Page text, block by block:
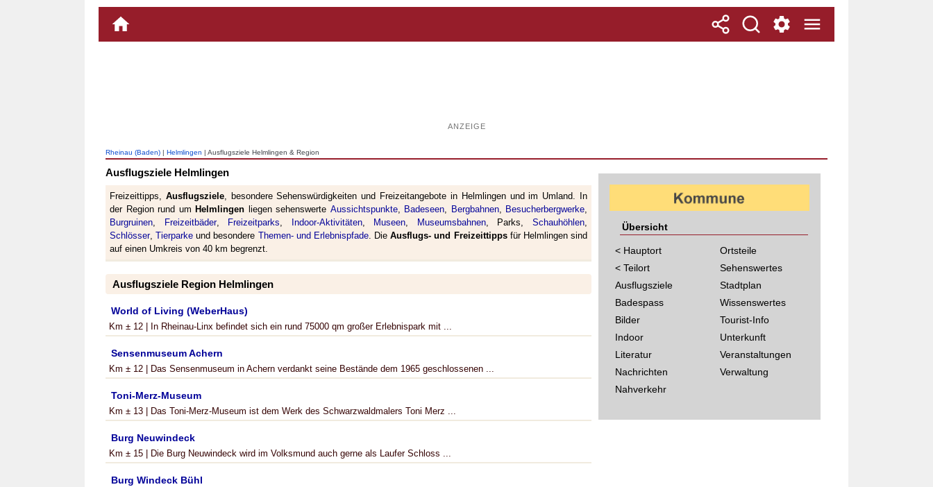
ANZEIGE
Rheinau (Baden) | Helmlingen | Ausflugsziele Helmlingen & Region
Ausflugsziele Helmlingen
Freizeittipps, Ausflugsziele, besondere Sehenswürdigkeiten und Freizeitangebote in Helmlingen und im Umland. In
der Region rund um Helmlingen liegen sehenswerte Aussichtspunkte, Badeseen, Bergbahnen, Besucherbergwerke,
Burgruinen, Freizeitbäder, Freizeitparks, Indoor-Aktivitäten, Museen, Museumsbahnen, Parks,Schauhöhlen,
Schlösser,Tierparke und besondere Themen- und Erlebnispfade. DieAusflugs- und Freizeittippsfür Helmlingen sind
auf einen Umkreis von 40 km begrenzt.
Ausflugsziele Region Helmlingen
World of Living (WeberHaus)
Km ± 12 | In Rheinau-Linx befindet sich ein rund 75000 qm großer Erlebnispark mit ...
Sensenmuseum Achern
Km ± 12 | Das Sensenmuseum in Achern verdankt seine Bestände dem 1965 geschlossenen ...
Toni-Merz-Museum
Km ± 13 | Das Toni-Merz-Museum ist dem Werk des Schwarzwaldmalers Toni Merz ...
Burg Neuwindeck
Km ± 15 | Die Burg Neuwindeck wird im Volksmund auch gerne als Laufer Schloss ...
Burg Windeck Bühl
Übersicht
< Hauptort
< Teilort
Ausflugsziele
Badespass
Bilder
Indoor
Literatur
Nachrichten
Nahverkehr
Ortsteile
Sehenswertes
Stadtplan
Wissenswertes
Tourist-Info
Unterkunft
Veranstaltungen
Verwaltung